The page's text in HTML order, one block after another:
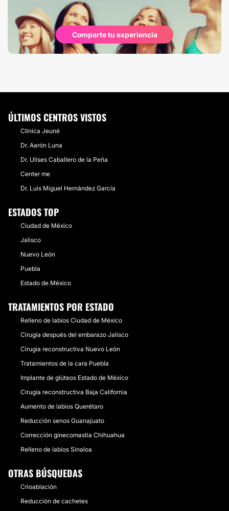
Comparte tu experiencia
ÚLTIMOS CENTROS VISTOS
Clínica Jeuné
Dr. Aarón Luna
Dr. Ulises Caballero de la Peña
Center me
Dr. Luis Miguel Hernández García
ESTADOS TOP
Ciudad de México
Jalisco
Nuevo León
Puebla
Estado de México
TRATAMIENTOS POR ESTADO
Relleno de labios Ciudad de México
Cirugía después del embarazo Jalisco
Cirugía reconstructiva Nuevo León
Tratamientos de la cara Puebla
Implante de glúteos Estado de México
Cirugía reconstructiva Baja California
Aumento de labios Querétaro
Reducción senos Guanajuato
Corrección ginecomastia Chihuahua
Relleno de labios Sinaloa
OTRAS BÚSQUEDAS
Crioablación
Reducción de cachetes